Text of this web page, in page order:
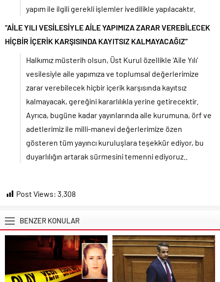
yapım ile ilgili gerekli işlemler ivedilikle yapılacaktır.
“AİLE YILI VESİLESİYLE AİLE YAPIMIZA ZARAR VEREBİLECEK
HİÇBİR İÇERİK KARŞISINDA KAYITSIZ KALMAYACAĞIZ”
Halkımız müsterih olsun, Üst Kurul özellikle ‘Aile Yılı’
vesilesiyle aile yapımıza ve toplumsal değerlerimize
zarar verebilecek hiçbir içerik karşısında kayıtsız
kalmayacak, gereğini kararlılıkla yerine getirecektir.
Ayrıca, bugüne kadar yayınlarında aile kurumuna, örf ve
adetlerimiz ile milli-manevi değerlerimize özen
gösteren tüm yayıncı kuruluşlara teşekkür ediyor, bu
duyarlılığın artarak sürmesini temenni ediyoruz..
Post Views: 3.308
BENZER KONULAR